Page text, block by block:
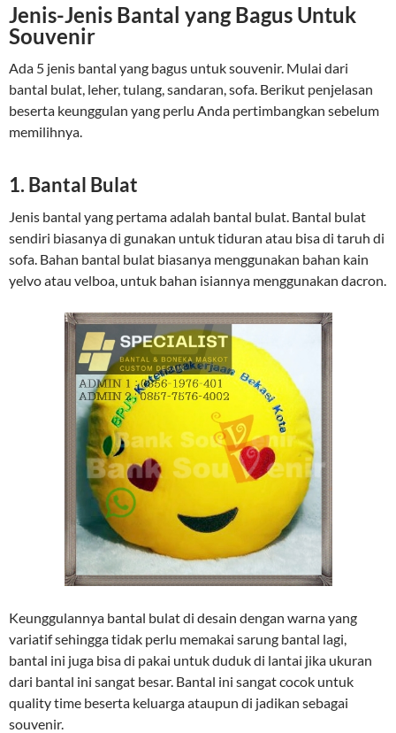
Jenis-Jenis Bantal yang Bagus Untuk
Souvenir
Ada 5 jenis bantal yang bagus untuk souvenir. Mulai dari
bantal bulat, leher, tulang, sandaran, sofa. Berikut penjelasan
beserta keunggulan yang perlu Anda pertimbangkan sebelum
memilihnya.
1. Bantal Bulat
Jenis bantal yang pertama adalah bantal bulat. Bantal bulat
sendiri biasanya di gunakan untuk tiduran atau bisa di taruh di
sofa. Bahan bantal bulat biasanya menggunakan bahan kain
yelvo atau velboa, untuk bahan isiannya menggunakan dacron.
Keunggulannya bantal bulat di desain dengan warna yang
variatif sehingga tidak perlu memakai sarung bantal lagi,
bantal ini juga bisa di pakai untuk duduk di lantai jika ukuran
dari bantal ini sangat besar. Bantal ini sangat cocok untuk
quality time beserta keluarga ataupun di jadikan sebagai
souvenir.